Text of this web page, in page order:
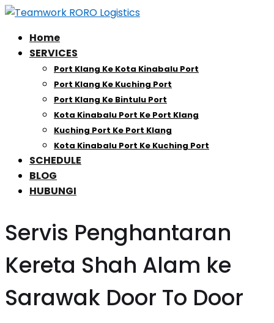
Home
SERVICES
Port Klang Ke Kota Kinabalu Port
Port Klang Ke Kuching Port
Port Klang Ke Bintulu Port
Kota Kinabalu Port Ke Port Klang
Kuching Port Ke Port Klang
Kota Kinabalu Port Ke Kuching Port
SCHEDULE
BLOG
HUBUNGI
Servis Penghantaran
Kereta Shah Alam ke
Sarawak Door To Door